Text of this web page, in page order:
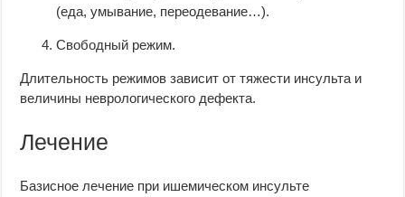
(еда, умывание, переодевание…).
Свободный режим.
Длительность режимов зависит от тяжести инсульта и
величины неврологического дефекта.
Лечение
Базисное лечение при ишемическом инсульте